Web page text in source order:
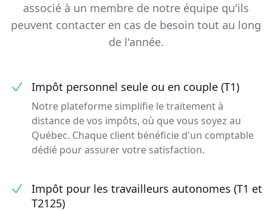
associé à un membre de notre équipe qu'ils
peuvent contacter en cas de besoin tout au long
de l'année.
Impôt personnel seule ou en couple (T1)
Notre plateforme simplifie le traitement à
distance de vos impôts, où que vous soyez au
Québec. Chaque client bénéficie d'un comptable
dédié pour assurer votre satisfaction.
Impôt pour les travailleurs autonomes (T1 et
T2125)